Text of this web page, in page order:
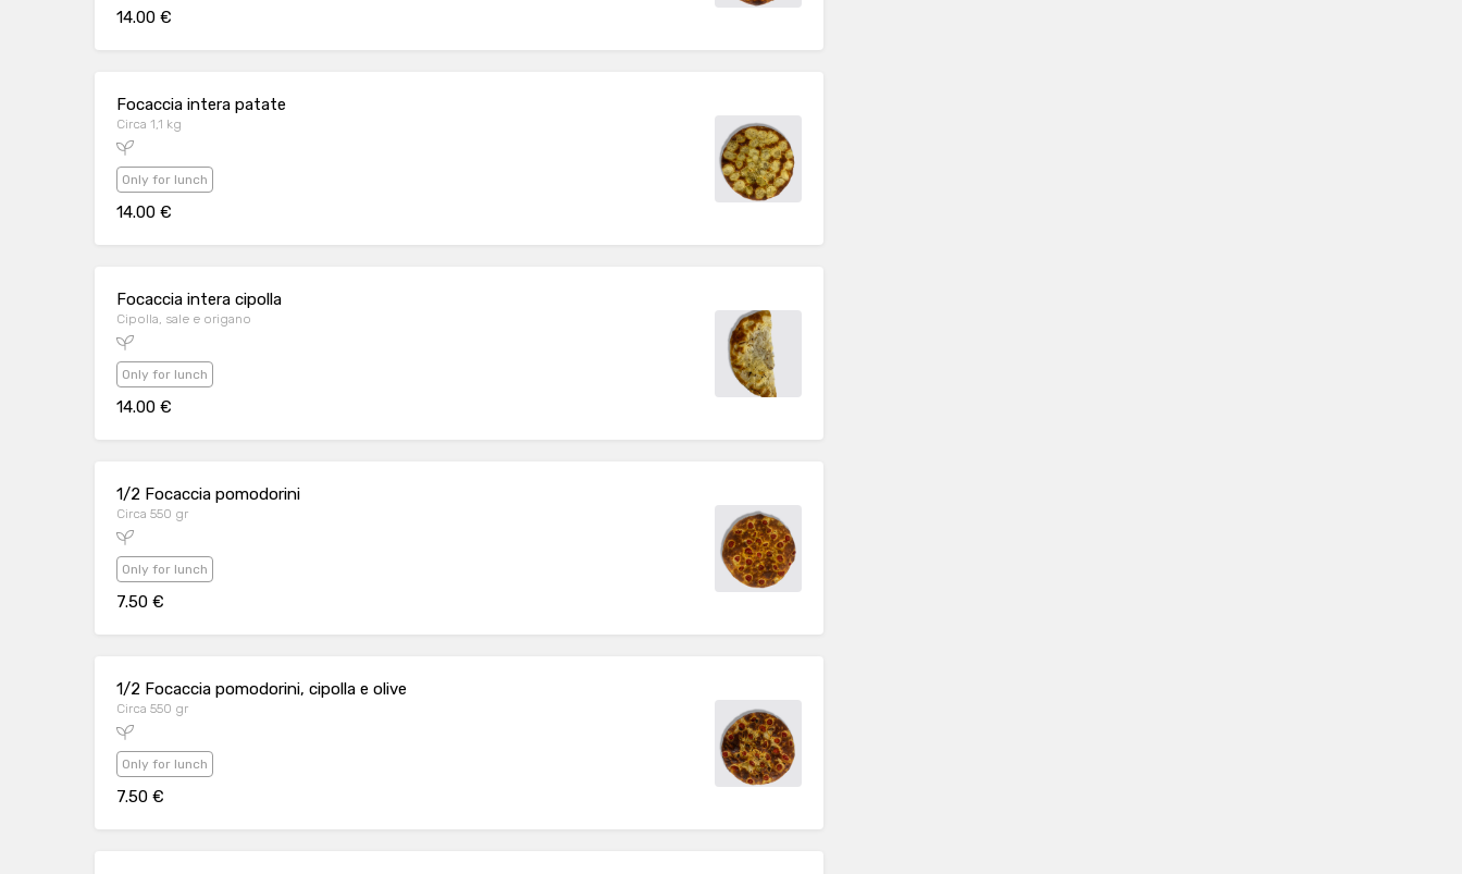
14.00 €
Focaccia intera patate
Circa 1,1 kg
Only for lunch
14.00 €
Focaccia intera cipolla
Cipolla, sale e origano
Only for lunch
14.00 €
1/2 Focaccia pomodorini
Circa 550 gr
Only for lunch
7.50 €
1/2 Focaccia pomodorini, cipolla e olive
Circa 550 gr
Only for lunch
7.50 €